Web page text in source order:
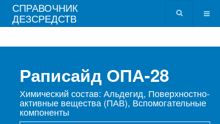
СПРАВОЧНИК
ДЕЗСРЕДСТВ
Раписайд ОПА-28
Химический состав: Альдегид, Поверхностно-
активные вещества (ПАВ), Вспомогательные
компоненты